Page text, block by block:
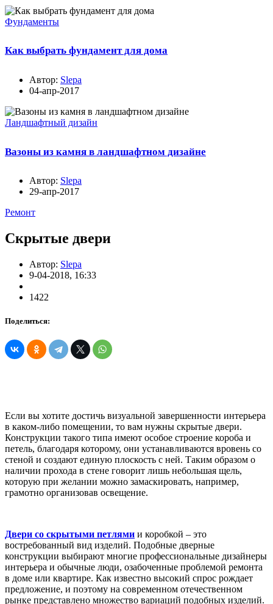
Фундаменты
Как выбрать фундамент для дома
Автор: Slepa
04-апр-2017
Ландшафтный дизайн
Вазоны из камня в ландшафтном дизайне
Автор: Slepa
29-апр-2017
Ремонт
Скрытые двери
Автор: Slepa
9-04-2018, 16:33
1422
Поделиться:
Если вы хотите достичь визуальной завершенности интерьера
в каком-либо помещении, то вам нужны скрытые двери.
Конструкции такого типа имеют особое строение короба и
петель, благодаря которому, они устанавливаются вровень со
стеной и создают единую плоскость с ней. Таким образом о
наличии прохода в стене говорит лишь небольшая щель,
которую при желании можно замаскировать, например,
грамотно организовав освещение.
Двери со скрытыми петлями и коробкой – это
востребованный вид изделий. Подобные дверные
конструкции выбирают многие профессиональные дизайнеры
интерьера и обычные люди, озабоченные проблемой ремонта
в доме или квартире. Как известно высокий спрос рождает
предложение, и поэтому на современном отечественном
рынке представлено множество вариаций подобных изделий.